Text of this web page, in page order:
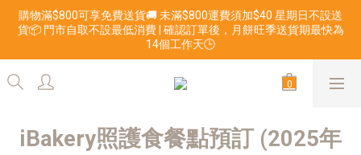
購物滿$800可享免費送貨🚚 未滿$800運費須加$40 星期日不設送
貨📦 門市自取不設最低消費 | 確認訂單後，月餅旺季送貨期最快為
14個工作天🕒
iBakery照護食餐點預訂 (2025年